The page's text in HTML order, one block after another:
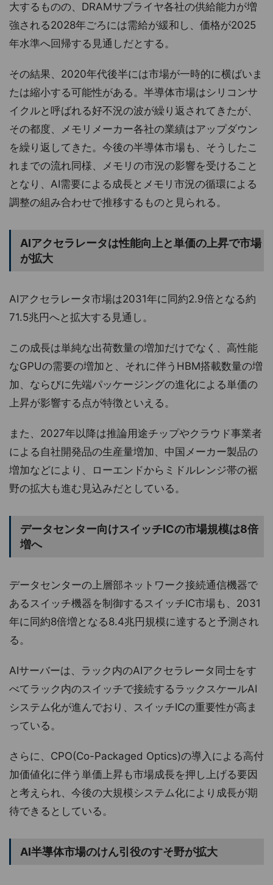
大するものの、DRAMサプライヤ各社の供給能力が増
強される2028年ごろには需給が緩和し、価格が2025
年水準へ回帰する見通しだとする。
その結果、2020年代後半には市場が一時的に横ばいま
たは縮小する可能性がある。半導体市場はシリコンサ
イクルと呼ばれる好不況の波が繰り返されてきたが、
その都度、メモリメーカー各社の業績はアップダウン
を繰り返してきた。今後の半導体市場も、そうしたこ
れまでの流れ同様、メモリの市況の影響を受けること
となり、AI需要による成長とメモリ市況の循環による
調整の組み合わせで推移するものと見られる。
AIアクセラレータは性能向上と単価の上昇で市場
が拡大
AIアクセラレータ市場は2031年に同約2.9倍となる約
71.5兆円へと拡大する見通し。
この成長は単純な出荷数量の増加だけでなく、高性能
なGPUの需要の増加と、それに伴うHBM搭載数量の増
加、ならびに先端パッケージングの進化による単価の
上昇が影響する点が特徴といえる。
また、2027年以降は推論用途チップやクラウド事業者
による自社開発品の生産量増加、中国メーカー製品の
増加などにより、ローエンドからミドルレンジ帯の裾
野の拡大も進む見込みだとしている。
データセンター向けスイッチICの市場規模は8倍
増へ
データセンターの上層部ネットワーク接続通信機器で
あるスイッチ機器を制御するスイッチIC市場も、2031
年に同約8倍増となる8.4兆円規模に達すると予測され
る。
AIサーバーは、ラック内のAIアクセラレータ同士をす
べてラック内のスイッチで接続するラックスケールAI
システム化が進んでおり、スイッチICの重要性が高ま
っている。
さらに、CPO(Co-Packaged Optics)の導入による高付
加価値化に伴う単価上昇も市場成長を押し上げる要因
と考えられ、今後の大規模システム化により成長が期
待できるとしている。
AI半導体市場のけん引役のすそ野が拡大